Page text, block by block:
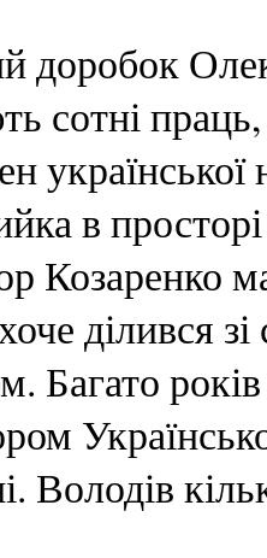
доробок
сотні
в
Козаренко
ділився
Багато
Володів